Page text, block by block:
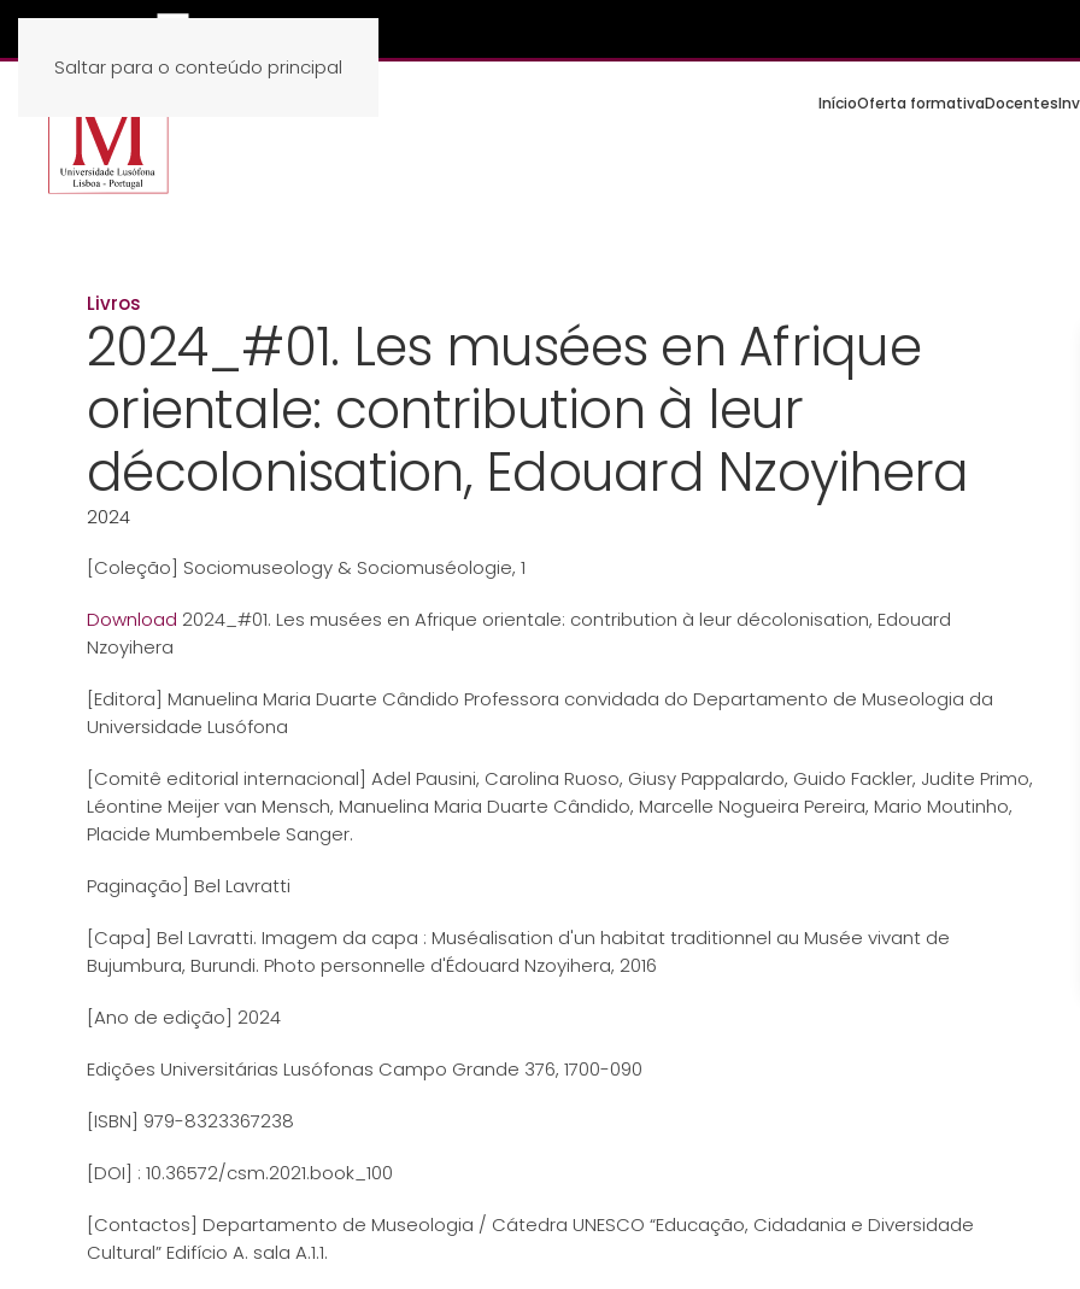
Saltar para o conteúdo principal
InícioOferta formativaDocentes
Livros
2024_#01. Les musées en Afrique
orientale: contribution à leur
décolonisation, Edouard Nzoyihera
2024
[Coleção] Sociomuseology & Sociomuséologie, 1
Download 2024_#01. Les musées en Afrique orientale: contribution à leur décolonisation, Edouard
Nzoyihera
[Editora] Manuelina Maria Duarte Cândido Professora convidada do Departamento de Museologia da
Universidade Lusófona
[Comitê editorial internacional] Adel Pausini, Carolina Ruoso, Giusy Pappalardo, Guido Fackler, Judite Primo,
Léontine Meijer van Mensch, Manuelina Maria Duarte Cândido, Marcelle Nogueira Pereira, Mario Moutinho,
Placide Mumbembele Sanger.
Paginação] Bel Lavratti
[Capa] Bel Lavratti. Imagem da capa : Muséalisation d'un habitat traditionnel au Musée vivant de
Bujumbura, Burundi. Photo personnelle d'Édouard Nzoyihera, 2016
[Ano de edição] 2024
Edições Universitárias Lusófonas Campo Grande 376, 1700-090
[ISBN] 979-8323367238
[DOI] : 10.36572/csm.2021.book_100
[Contactos] Departamento de Museologia / Cátedra UNESCO “Educação, Cidadania e Diversidade
Cultural” Edifício A. sala A.1.1.